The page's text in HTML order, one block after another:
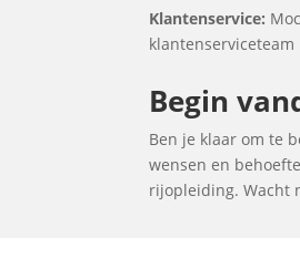
Klantenservice:
Begin
Ben je klaar om te
wensen en
rijopleiding. Wacht